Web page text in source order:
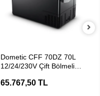
Dometic CFF 70DZ 70L
12/24/230V Çift Bölmeli
Buzdolabı
65.767,50 TL